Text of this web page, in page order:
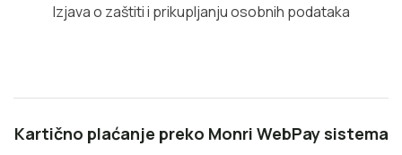
Izjava o zaštiti i prikupljanju osobnih podataka
Kartično plaćanje preko Monri WebPay sistema